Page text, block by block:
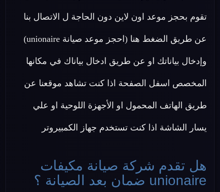
تقوم بحجز موعد اون لاين دون الحاجة ل الاتصال بنا
عن طريق الضغط هنا (احجز موعد صيانة unionaire)
وإدخال بياناتك او عن طريق ادخال بياناك في مكانها
المخصص اسفل الصفحة اذا كنت تشاهد موقعنا عن
طريق الهاتف المحمول او الأجهزة اللوحية او علي
يسار الشاشة اذا كنت تستخدم جهاز الكمبيروتر
هل تقدم شركة صيانة مكيفات
unionaire ضمان بعد الصيانة ؟